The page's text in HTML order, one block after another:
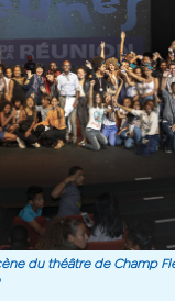
du théâtre de Champ